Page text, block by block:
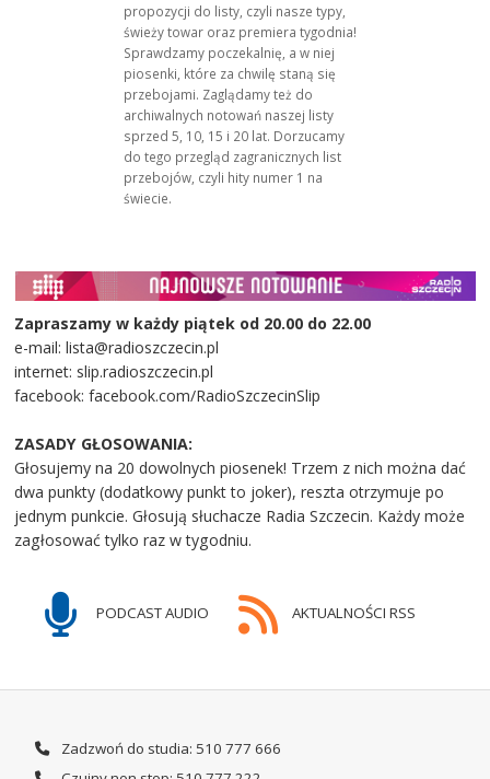
propozycji do listy, czyli nasze typy,
świeży towar oraz premiera tygodnia!
Sprawdzamy poczekalnię, a w niej
piosenki, które za chwilę staną się
przebojami. Zaglądamy też do
archiwalnych notowań naszej listy
sprzed 5, 10, 15 i 20 lat. Dorzucamy
do tego przegląd zagranicznych list
przebojów, czyli hity numer 1 na
świecie.
Zapraszamy w każdy piątek od 20.00 do 22.00
e-mail: lista@radioszczecin.pl
internet: slip.radioszczecin.pl
facebook: facebook.com/RadioSzczecinSlip
ZASADY GŁOSOWANIA:
Głosujemy na 20 dowolnych piosenek! Trzem z nich można dać
dwa punkty (dodatkowy punkt to joker), reszta otrzymuje po
jednym punkcie. Głosują słuchacze Radia Szczecin. Każdy może
zagłosować tylko raz w tygodniu.
PODCAST AUDIO AKTUALNOŚCI RSS
Zadzwoń do studia: 510 777 666